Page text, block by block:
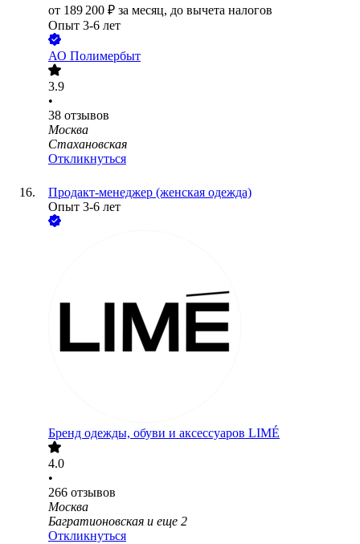
от 189 200 ₽ за месяц, до вычета налогов
Опыт 3-6 лет
АО Полимербыт
3.9
•
38 отзывов
Москва
Стахановская
Откликнуться
Продакт-менеджер (женская одежда)
Опыт 3-6 лет
Бренд одежды, обуви и аксессуаров LIMÉ
4.0
•
266 отзывов
Москва
Багратионовская и еще 2
Откликнуться